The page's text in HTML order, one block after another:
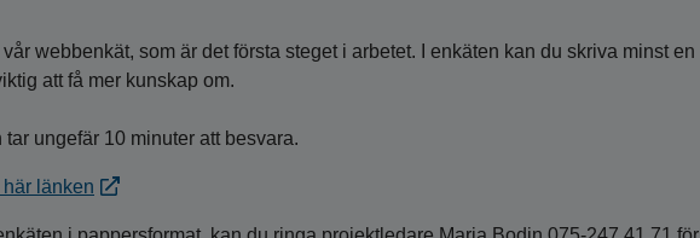
webbenkät, som är det första steget i arbetet. I enkäten kan du skriva minst en
att få mer kunskap om.
ungefär 10 minuter att besvara.
länken